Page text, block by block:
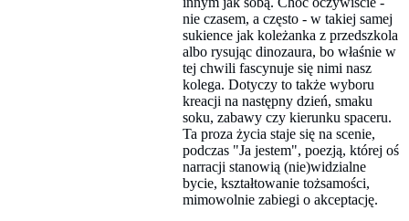
nie czasem, a często - w takiej samej
sukience jak koleżanka z przedszkola
albo rysując dinozaura, bo właśnie w
tej chwili fascynuje się nimi nasz
kolega. Dotyczy to także wyboru
kreacji na następny dzień, smaku
soku, zabawy czy kierunku spaceru.
Ta proza życia staje się na scenie,
podczas "Ja jestem", poezją, której oś
narracji stanowią (nie)widzialne
bycie, kształtowanie tożsamości,
mimowolnie zabiegi o akceptację.